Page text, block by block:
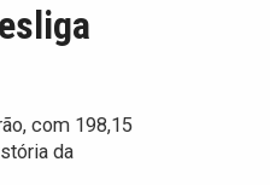
com 198,15
da